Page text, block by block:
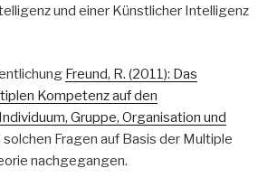
und einer Künstlicher Intelligenz
Freund, R. (2011): Das
Kompetenz auf den
Gruppe, Organisation und
solchen Fragen auf Basis der Multiple
nachgegangen.